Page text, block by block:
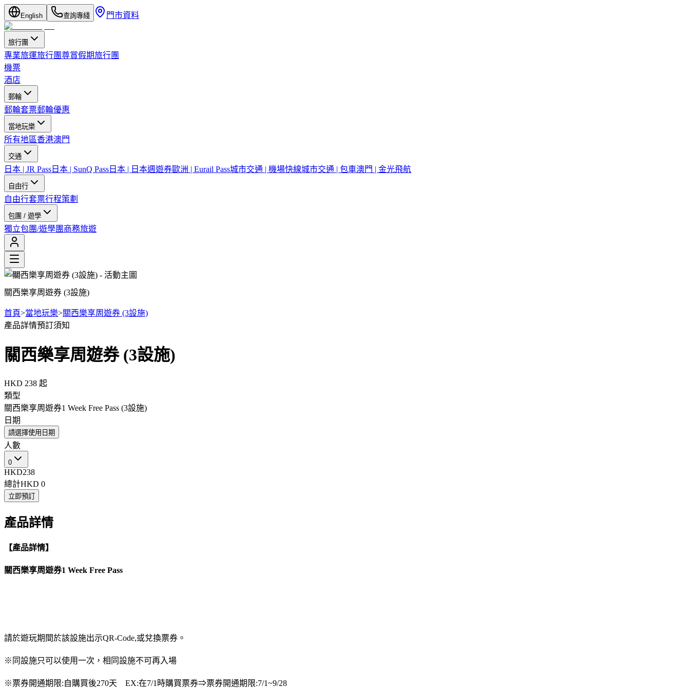
English 查詢專綫 門市資料
旅行團
專業旅運旅行團尊賞假期旅行團
機票
酒店
郵輪
郵輪套票郵輪優惠
當地玩樂
所有地區香港澳門
交通
日本 | JR Pass 日本 | SunQ Pass 日本 | 日本週遊券歐洲 | Eurail Pass城市交通 | 機場快線城市交通 | 包車澳門 | 金光飛航
自由行
自由行套票行程策劃
包團 / 遊學
獨立包團/遊學團 商務旅遊
關西樂享周遊券 (3設施)
首頁>當地玩樂>關西樂享周遊券 (3設施)
產品詳情預訂須知
關西樂享周遊券 (3設施)
HKD 238 起
類型
關西樂享周遊券1 Week Free Pass (3設施)
日期
請選擇使用日期
人數
0
HKD238
總計HKD 0
立即預訂
產品詳情
【產品詳情】
關西樂享周遊券1 Week Free Pass
請於遊玩期間於該設施出示QR-Code,或兌換票券。
※同設施只可以使用一次，相同設施不可再入場
※票券開通期限:自購買後270天 EX:在7/1時購買票券⇒票券開通期限:7/1~9/28